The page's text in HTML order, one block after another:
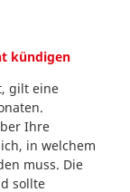
kündigen
gilt eine
Ihre
in welchem
muss. Die
sollte